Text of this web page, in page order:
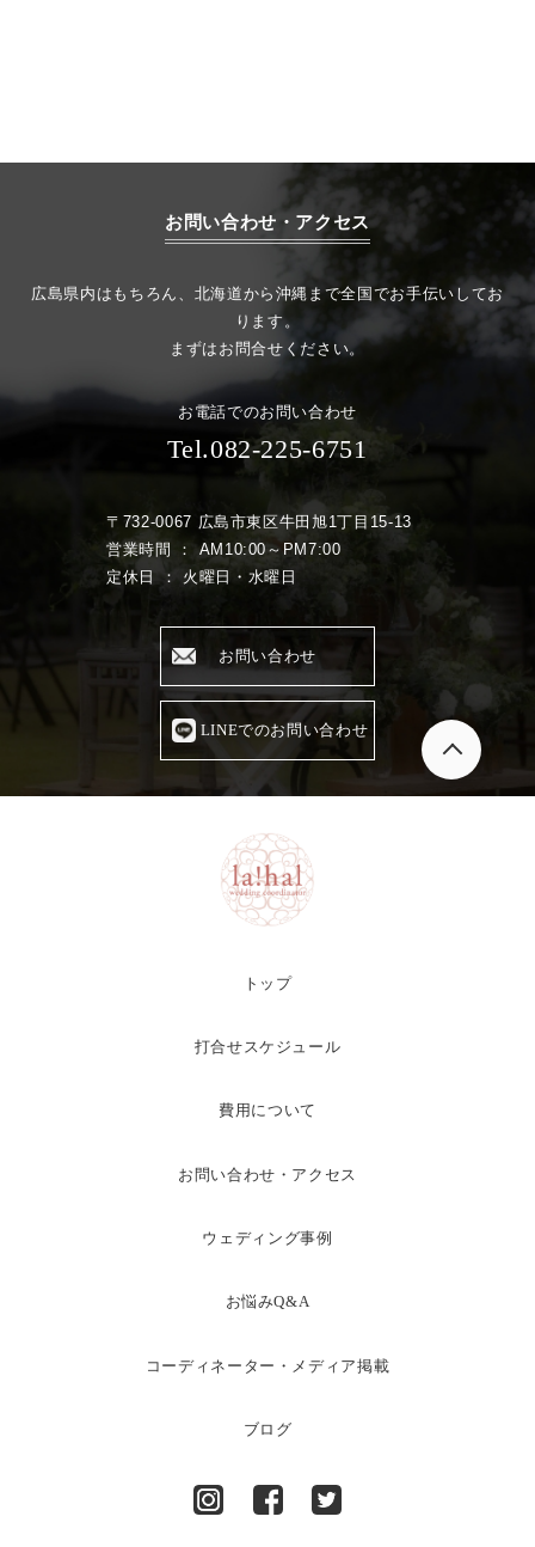
お問い合わせ・アクセス
広島県内はもちろん、北海道から沖縄まで全国でお手伝いしてお
ります。
まずはお問合せください。
お電話でのお問い合わせ
Tel.082-225-6751
〒732-0067 広島市東区牛田旭1丁目15-13
営業時間 ： AM10:00～PM7:00
定休日 ： 火曜日・水曜日
お問い合わせ
LINEでのお問い合わせ
トップ
打合せスケジュール
費用について
お問い合わせ・アクセス
ウェディング事例
お悩みQ&A
コーディネーター・メディア掲載
ブログ